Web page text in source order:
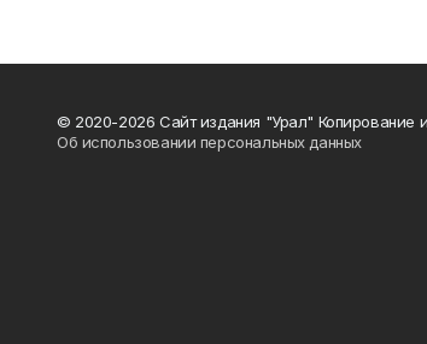
© 2020-2026 Сайт издания "Урал" Копирование
Об использовании персональных данных